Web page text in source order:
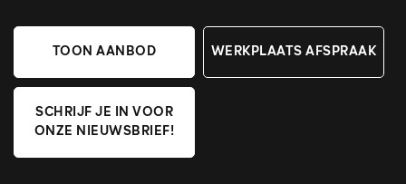
TOON AANBOD WERKPLAATS AFSPRAAK
SCHRIJF JE IN VOOR
ONZE NIEUWSBRIEF!